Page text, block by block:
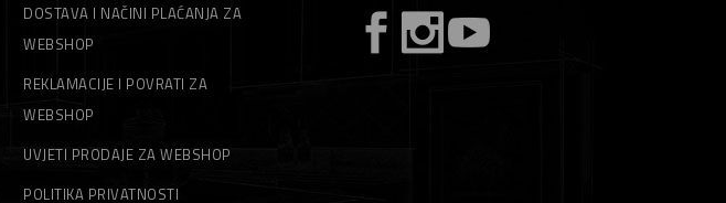
DOSTAVA I NAČINI PLAĆANJA ZA
WEBSHOP
REKLAMACIJE I POVRATI ZA
WEBSHOP
UVJETI PRODAJE ZA WEBSHOP
POLITIKA PRIVATNOSTI